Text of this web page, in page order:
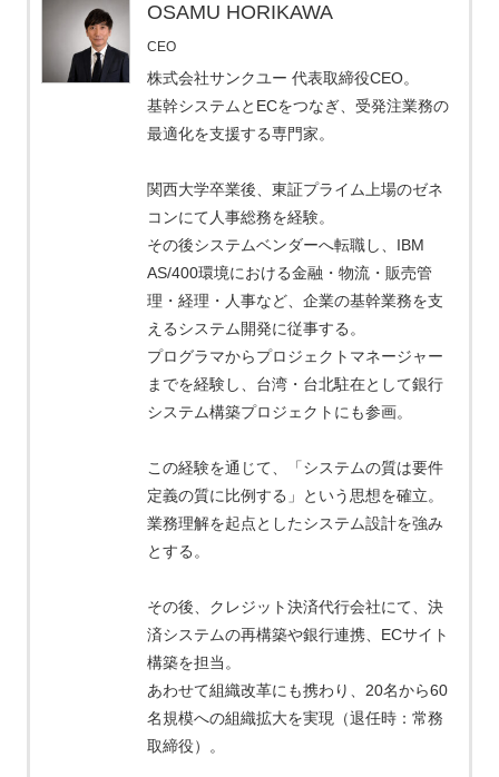
OSAMU HORIKAWA
CEO
株式会社サンクユー 代表取締役CEO。
基幹システムとECをつなぎ、受発注業務の
最適化を支援する専門家。
関西大学卒業後、東証プライム上場のゼネ
コンにて人事総務を経験。
その後システムベンダーへ転職し、IBM
AS/400環境における金融・物流・販売管
理・経理・人事など、企業の基幹業務を支
えるシステム開発に従事する。
プログラマからプロジェクトマネージャー
までを経験し、台湾・台北駐在として銀行
システム構築プロジェクトにも参画。
この経験を通じて、「システムの質は要件
定義の質に比例する」という思想を確立。
業務理解を起点としたシステム設計を強み
とする。
その後、クレジット決済代行会社にて、決
済システムの再構築や銀行連携、ECサイト
構築を担当。
あわせて組織改革にも携わり、20名から60
名規模への組織拡大を実現（退任時：常務
取締役）。